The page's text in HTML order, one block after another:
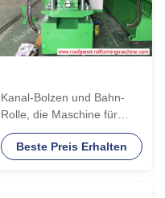
Kanal-Bolzen und Bahn-
Rolle, die Maschine für
voller harter GI Stahl-0.4-
1.0mm Stärke bildet
Beste Preis Erhalten